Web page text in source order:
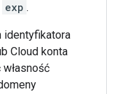
exp .
identyfikatora
Cloud konta